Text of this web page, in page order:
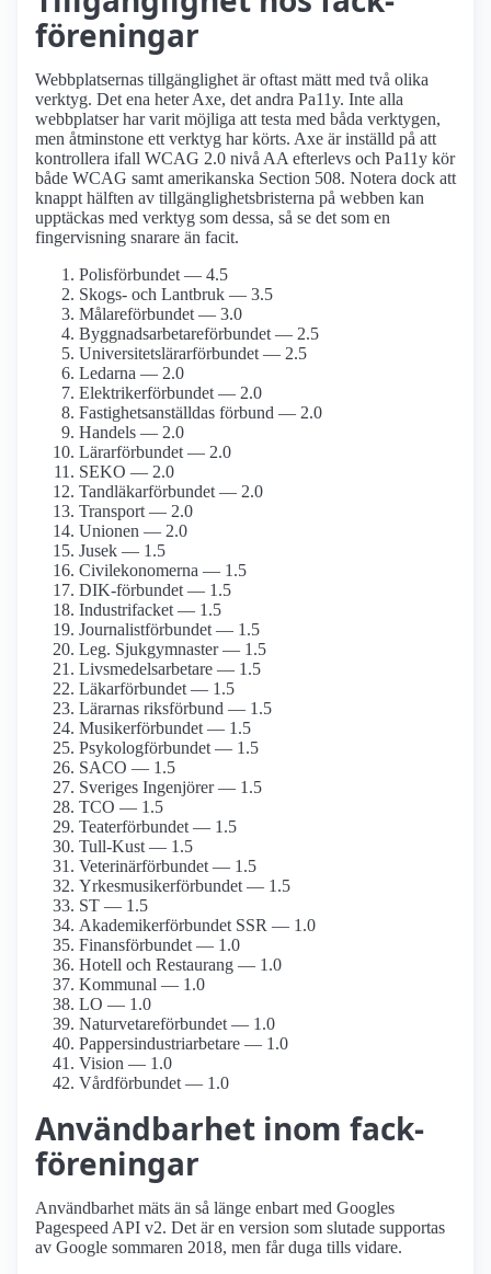
föreningar
Webbplatsernas tillgänglighet är oftast mätt med två olika
verktyg. Det ena heter Axe, det andra Pa11y. Inte alla
webbplatser har varit möjliga att testa med båda verktygen,
men åtminstone ett verktyg har körts. Axe är inställd på att
kontrollera ifall WCAG 2.0 nivå AA efterlevs och Pa11y kör
både WCAG samt amerikanska Section 508. Notera dock att
knappt hälften av tillgänglighetsbristerna på webben kan
upptäckas med verktyg som dessa, så se det som en
fingervisning snarare än facit.
Polisförbundet — 4.5
Skogs- och Lantbruk — 3.5
Målare­förbundet — 3.0
Byggnadsarbetare­förbundet — 2.5
Universitetslärar­förbundet — 2.5
Ledarna — 2.0
Elektriker­förbundet — 2.0
Fastighets­anställdas förbund — 2.0
Handels — 2.0
Lärarförbundet — 2.0
SEKO — 2.0
Tandläkar­förbundet — 2.0
Transport — 2.0
Unionen — 2.0
Jusek — 1.5
Civil­ekonomerna — 1.5
DIK-förbundet — 1.5
Industrifacket — 1.5
Journalist­förbundet — 1.5
Leg. Sjukgymnaster — 1.5
Livsmedels­arbetare — 1.5
Läkarförbundet — 1.5
Lärarnas riksförbund — 1.5
Musiker­förbundet — 1.5
Psykolog­förbundet — 1.5
SACO — 1.5
Sveriges Ingenjörer — 1.5
TCO — 1.5
Teater­förbundet — 1.5
Tull-Kust — 1.5
Veterinärförbundet — 1.5
Yrkesmusiker­förbundet — 1.5
ST — 1.5
Akademiker­förbundet SSR — 1.0
Finans­förbundet — 1.0
Hotell och Restaurang — 1.0
Kommunal — 1.0
LO — 1.0
Naturvetare­förbundet — 1.0
Pappersindustri­arbetare — 1.0
Vision — 1.0
Vårdförbundet — 1.0
Användbarhet inom fack­
föreningar
Användbarhet mäts än så länge enbart med Googles
Pagespeed API v2. Det är en version som slutade supportas
av Google sommaren 2018, men får duga tills vidare.